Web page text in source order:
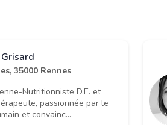
35000 Rennes
Nutritionniste D.E. et
passionnée par le
et convainc...